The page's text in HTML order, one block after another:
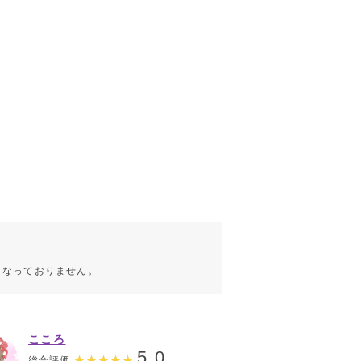
っておりません。
こころ